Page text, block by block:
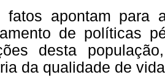
fatos apontam para
de políticas
desta
da qualidade de